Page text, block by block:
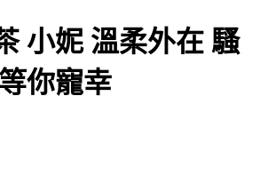
小妮 溫柔外在 騷
你寵幸